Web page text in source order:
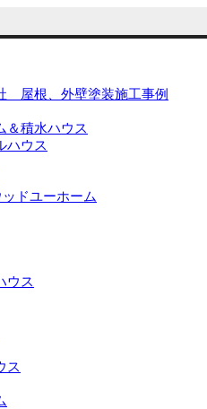
屋根、外壁塗装施工事例
＆積水ハウス
ハウス
ッドユーホーム
ウス
ス